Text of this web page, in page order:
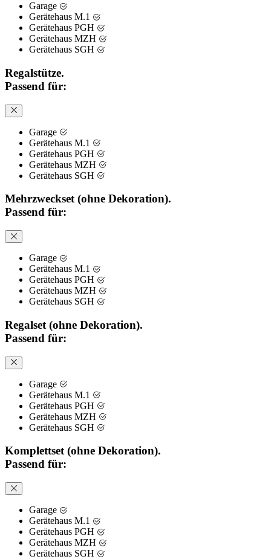
Garage
Gerätehaus M.1
Gerätehaus PGH
Gerätehaus MZH
Gerätehaus SGH
Regalstütze.
Passend für:
Garage
Gerätehaus M.1
Gerätehaus PGH
Gerätehaus MZH
Gerätehaus SGH
Mehrzweckset (ohne Dekoration).
Passend für:
Garage
Gerätehaus M.1
Gerätehaus PGH
Gerätehaus MZH
Gerätehaus SGH
Regalset (ohne Dekoration).
Passend für:
Garage
Gerätehaus M.1
Gerätehaus PGH
Gerätehaus MZH
Gerätehaus SGH
Komplettset (ohne Dekoration).
Passend für:
Garage
Gerätehaus M.1
Gerätehaus PGH
Gerätehaus MZH
Gerätehaus SGH